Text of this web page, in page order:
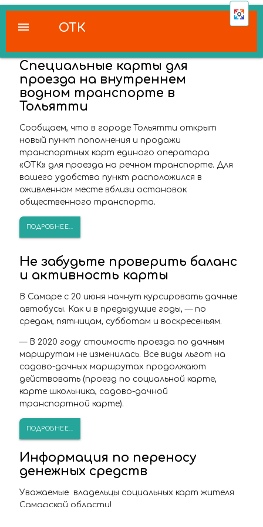
ОТК
menu
Специальные карты для
проезда на внутреннем
водном транспорте в
Тольятти
Сообщаем, что в городе Тольятти открыт
новый пункт пополнения и продажи
транспортных карт единого оператора
«ОТК» для проезда на речном транспорте. Для
вашего удобства пункт расположился в
оживленном месте вблизи остановок
общественного транспорта.
ПОДРОБНЕЕ...
Не забудьте проверить баланс
и активность карты
В Самарес 20 июня начнут курсировать дачные
автобусы. Как и в предыдущие годы, — по
средам, пятницам, субботам и воскресеньям.
— В 2020 году стоимость проезда по дачным
маршрутам не изменилась. Все виды льгот на
садово-дачных маршрутах продолжают
действовать (проезд по социальной карте,
карте школьника, садово-дачной
транспортной карте).
ПОДРОБНЕЕ...
Информация по переносу
денежных средств
Уважаемые владельцы социальных карт жителя
Самарской области!